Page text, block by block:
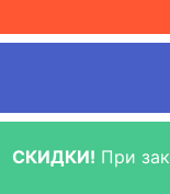
СКИДКИ! При